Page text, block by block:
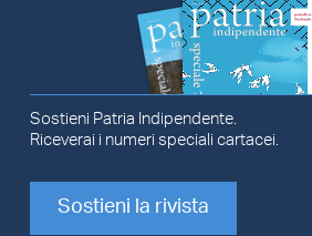
Sostieni Patria Indipendente.
Riceverai i numeri speciali cartacei.
Sostieni la rivista